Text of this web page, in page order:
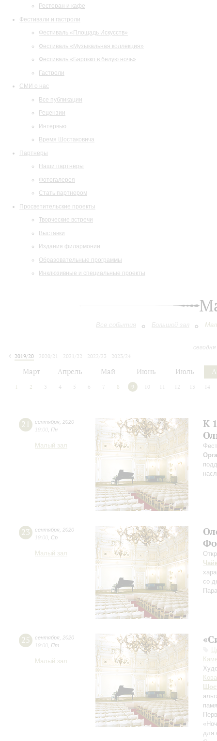
Ресторан и кафе
Фестивали и гастроли
Фестиваль «Площадь Искусств»
Фестиваль «Музыкальная коллекция»
Фестиваль «Барокко в белую ночь»
Гастроли
СМИ о нас
Все публикации
Рецензии
Интервью
Время Шостаковича
Партнеры
Наши партнеры
Фотогалерея
Стать партнером
Просветительские проекты
Творческие встречи
Выставки
Издания филармонии
Образовательные программы
Инклюзивные и специальные проекты
Все события Большой зал
2019/20
2020/21 2021/22 2022/23
2023/24
Март Апрель Май Июнь Июль
1 2 3 4 5 6 7 8 9 10 12 13 14
21 сентября 2020
19:00 Пн
Малый зал
К
23 сентября 2020
19:00 Ср
Малый зал
со
25 сентября 2020
19:00 Пт
Малый зал
для